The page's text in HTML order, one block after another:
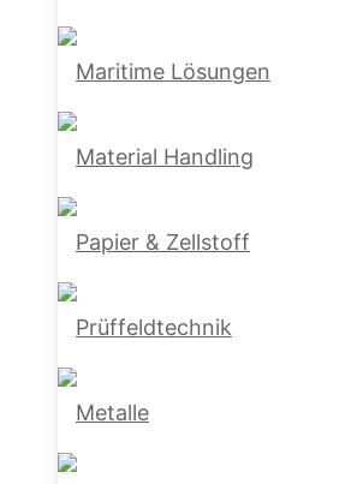
Maritime Lösungen
Material Handling
Papier & Zellstoff
Prüffeldtechnik
Metalle